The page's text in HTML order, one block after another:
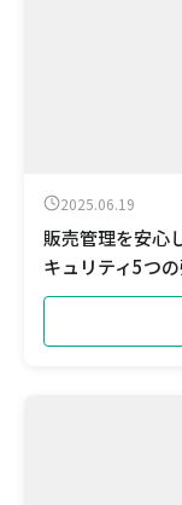
2025.06.19
販売管理を安心
キュリティ5つ